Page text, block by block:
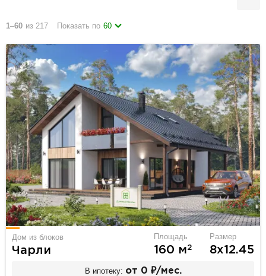
1–60 из 217 Показать по 60
Дом из блоков
Чарли
Площадь
160 м2
Размер
8х12.45
В ипотеку: от 0 ₽/мес.